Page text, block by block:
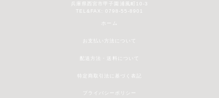
兵庫県西宮市甲子園浦風町10-3
TEL&FAX: 0798-55-8901
ホーム
お支払い方法について
配送方法・送料について
特定商取引法に基づく表記
プライバシーポリシー